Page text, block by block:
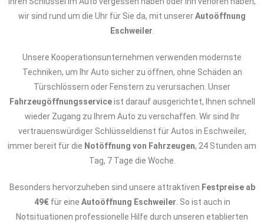
wir sind rund um die Uhr für Sie da, mit unsererAutoöffnung
Eschweiler
Unsere Kooperationsunternehmen verwenden modernste
Techniken, um Ihr Auto sicher zu öffnen, ohne Schäden an
Türschlössern oder Fenstern zu verursachen. Unser
Fahrzeugöffnungsserviceist darauf ausgerichtet, Ihnen schnell
wieder Zugang zu Ihrem Auto zu verschaffen. Wir sind Ihr
vertrauenswürdiger Schlüsseldienst für Autos in Eschweiler,
immer bereit für die Notöffnung von Fahrzeugen, 24 Stunden am
Tag, 7 Tage die Woche.
Besonders hervorzuheben sind unsere attraktiven Festpreise ab
49€für eine Autoöffnung Eschweiler . So ist auch in
Notsituationen professionelle Hilfe durch unseren etablierten